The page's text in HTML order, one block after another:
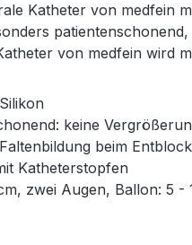
Katheter von medfein
von medfein wird
keine
beim
Katheterstopfen
zwei Augen, Ballon: 5 -